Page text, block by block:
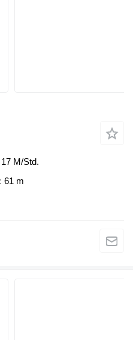
17 M/Std.
61 m